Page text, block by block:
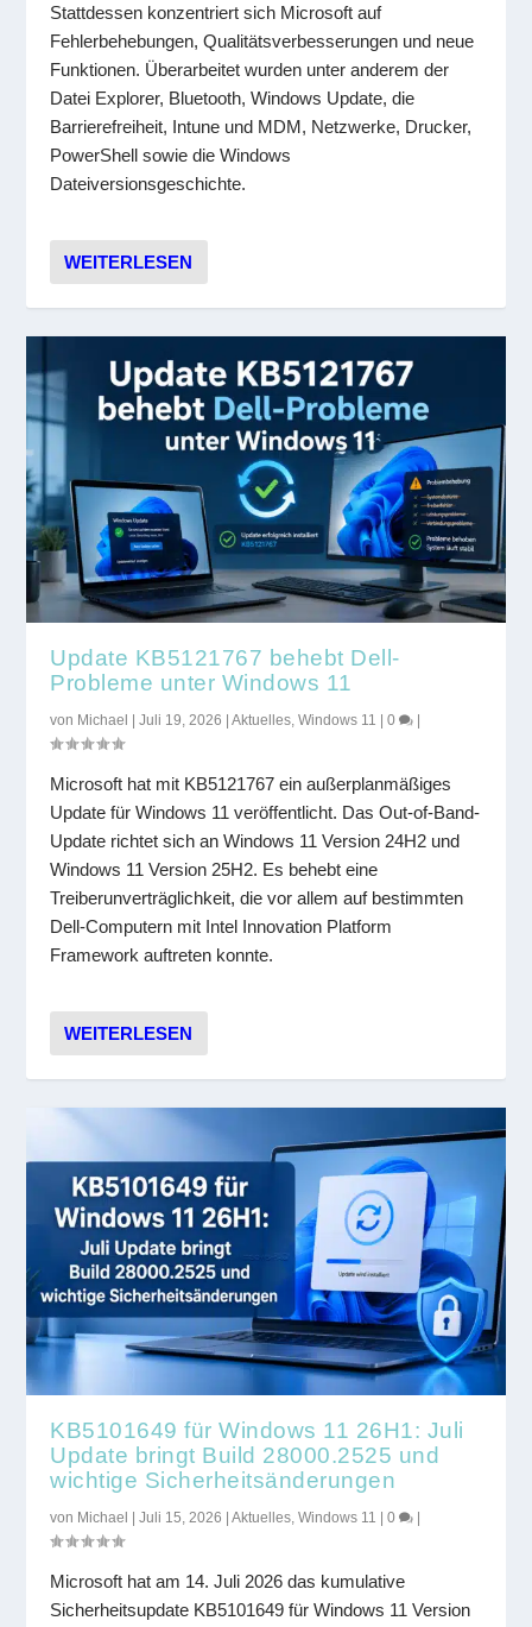
Stattdessen konzentriert sich Microsoft auf
Fehlerbehebungen, Qualitätsverbesserungen und neue
Funktionen. Überarbeitet wurden unter anderem der
Datei Explorer, Bluetooth, Windows Update, die
Barrierefreiheit, Intune und MDM, Netzwerke, Drucker,
PowerShell sowie die Windows
Dateiversionsgeschichte.
WEITERLESEN
Update KB5121767 behebt Dell-
Probleme unter Windows 11
von Michael |Juli 19, 2026 |Aktuelles,Windows 11 |0
Microsoft hat mit KB5121767 ein außerplanmäßiges
Update für Windows 11 veröffentlicht. Das Out-of-Band-
Update richtet sich an Windows 11 Version 24H2 und
Windows 11 Version 25H2. Es behebt eine
Treiberunverträglichkeit, die vor allem auf bestimmten
Dell-Computern mit Intel Innovation Platform
Framework auftreten konnte.
WEITERLESEN
KB5101649 für Windows 11 26H1: Juli
Update bringt Build 28000.2525 und
wichtige Sicherheitsänderungen
von Michael |Juli 15, 2026 |Aktuelles,Windows 11 |0
Microsoft hat am 14. Juli 2026 das kumulative
Sicherheitsupdate KB5101649 für Windows 11 Version